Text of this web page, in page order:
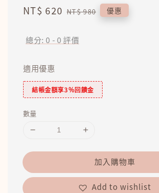
Sale
NT$ 620 Regular
NT$ 980 優惠
總分:0 -0評價
適用優惠
結帳金額享3％回饋金
數量
加入購物車
Add to wishlist